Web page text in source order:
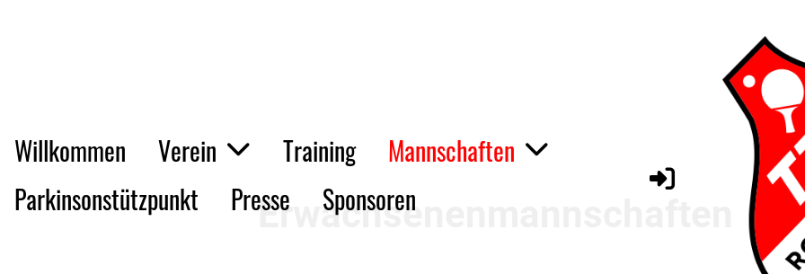
Willkommen Verein Training
Mannschaften
Parkinsonstützpunkt
Presse Sponsoren
Erwachsenenmannschaften